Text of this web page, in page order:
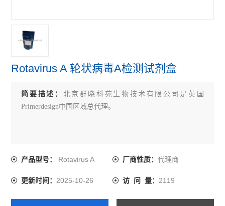
Rotavirus A 轮状病毒A检测试剂盒
简要描述： 北京群晓科苑生物技术有限公司是英国
Primerdesign中国区域总代理。
产品型号： Rotavirus A 厂商性质： 代理商
更新时间：2025-10-26 访 问 量： 2119